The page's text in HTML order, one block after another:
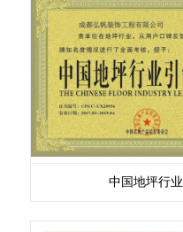
中国地坪行业